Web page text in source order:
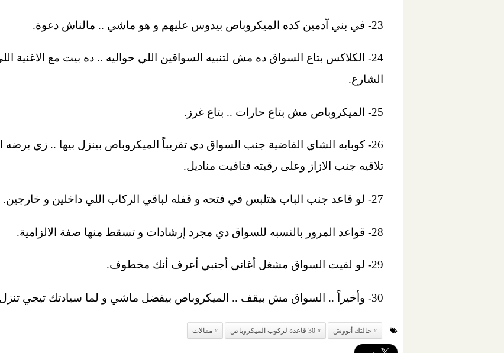
23- في بني آدمين كده الميكروباص بيدوس عليهم و هو ماشي .. مالناش دعوة.
24- الكلاكس بتاع السواق ده مش لتنبيه السواقين اللي حواليه .. ده بيت مع الاغنية
الشارع.
25- الميكروباص مش بتاع حارات .. بتاع غرز.
26- كوبايه الشاي الفاضية جنب السواق دي تقريباً الميكروباص بينزل بيها .. زي برضه
تلاقيه جنب الازاز وعلى رقبته فتافيت مناديل.
27- لو قاعد جنب الباب هتلبس في فتحه و قفله لباقي الركاب اللي داخلين و خارجين.
28- قواعد المرور بالنسبه للسواق دي مجرد إرشادات و تسقط منها صفة الالزامية.
29- لو لقيت السواق مشغل أغاني أجنبي أعرف أنك مخطوف.
30- وأخيراً .. السواق مش بيقف .. الميكروباص بيفضل ماشي و لما سيادتك تيجي تنزل بيهدي بس .. و وأنت و لياقتك بقي !!
خالتك أنووش 30 قاعدة لركوب الميكروباص مقالات